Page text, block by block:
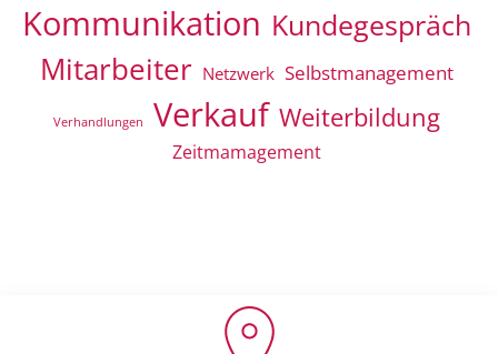
Kommunikation Kundegespräch
Mitarbeiter Netzwerk Selbstmanagement
Verhandlungen Verkauf Weiterbildung
Zeitmamagement